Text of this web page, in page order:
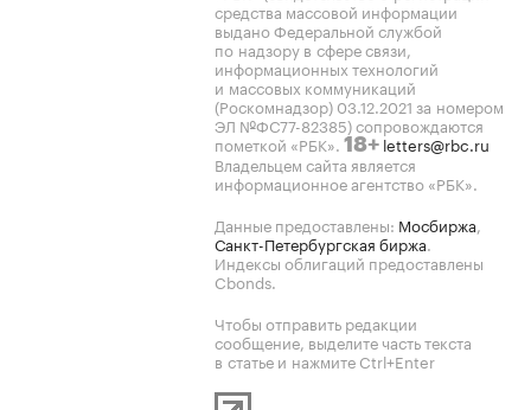
средства массовой информации
выдано Федеральной службой
по надзору в сфере связи,
информационных технологий
и массовых коммуникаций
(Роскомнадзор) 03.12.2021 за номером
ЭЛ №ФС77-82385) сопровождаются
пометкой «РБК». 18+ letters@rbc.ru
Владельцем сайта является
информационное агентство «РБК».
Данные предоставлены: Мосбиржа,
Санкт-Петербургская биржа.
Индексы облигаций предоставлены
Cbonds.
Чтобы отправить редакции
сообщение, выделите часть текста
в статье и нажмите Ctrl+Enter